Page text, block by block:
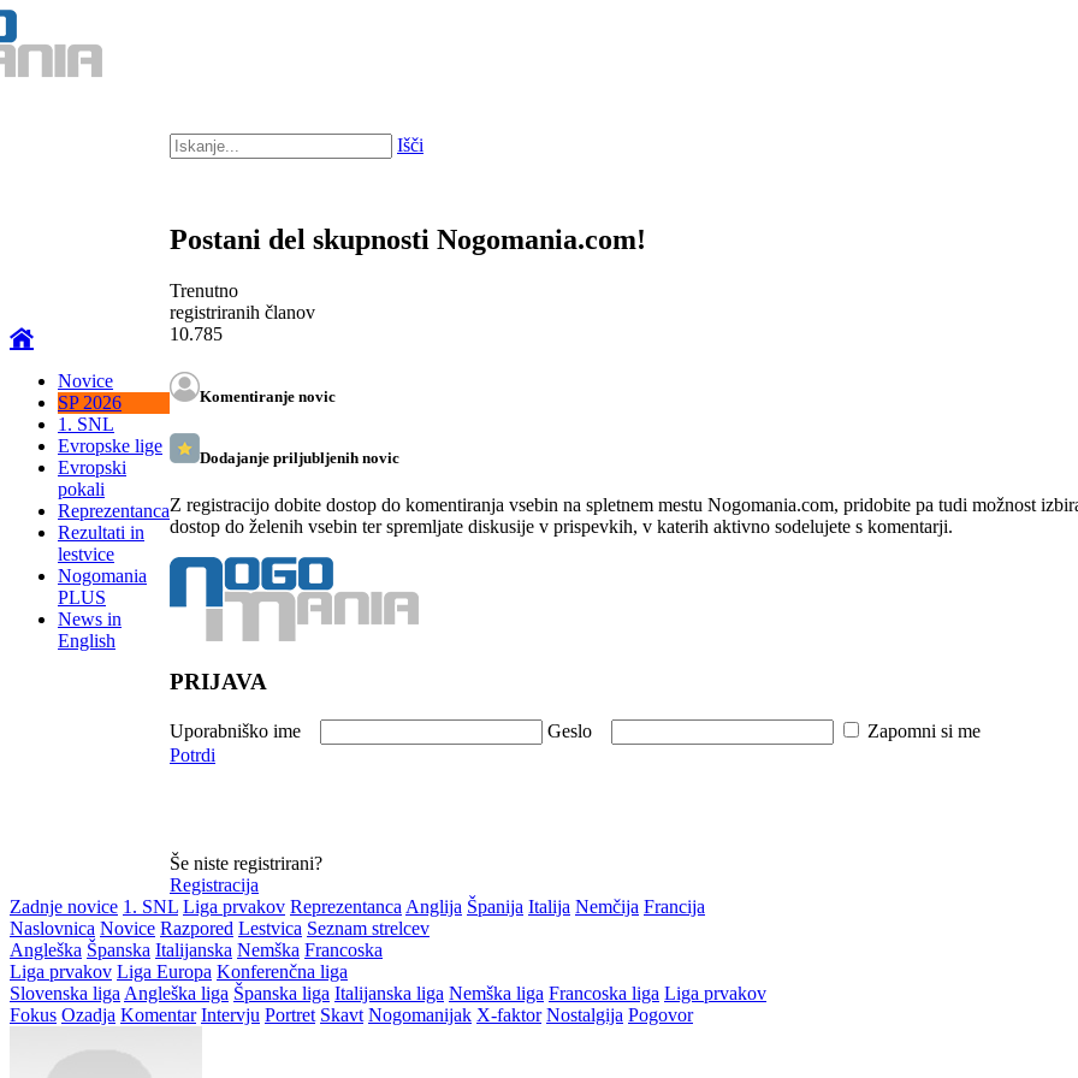
Novice
SP 2026
1. SNL
Evropske lige
Evropski
pokali
Reprezentanca
Rezultati in
lestvice
Nogomania
PLUS
News in
English
Išči
Postani del skupnosti Nogomania.com!
Trenutno
registriranih članov
10.785
Komentiranje novic
Dodajanje priljubljenih novic
Z registracijo dobite dostop do komentiranja vsebin na spletnem mestu Nogomania.com, pridobite pa tudi možnost
dostop do želenih vsebin ter spremljate diskusije v prispevkih, v katerih aktivno sodelujete s komentarji.
PRIJAVA
Uporabniško ime Geslo Zapomni si me
Potrdi
Še niste registrirani?
Registracija
Zadnje novice 1. SNL Liga prvakov Reprezentanca Anglija Španija Italija Nemčija Francija
Naslovnica Novice Razpored Lestvica Seznam strelcev
Angleška Španska Italijanska Nemška Francoska
Liga prvakov Liga Europa Konferenčna liga
Slovenska liga Angleška liga Španska liga Italijanska liga Nemška liga Francoska liga Liga prvakov
Fokus Ozadja Komentar Intervju Portret Skavt Nogomanijak X-faktor Nostalgija Pogovor